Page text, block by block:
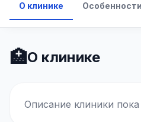
О клинике Особенности
🏥О клинике
Описание клиники